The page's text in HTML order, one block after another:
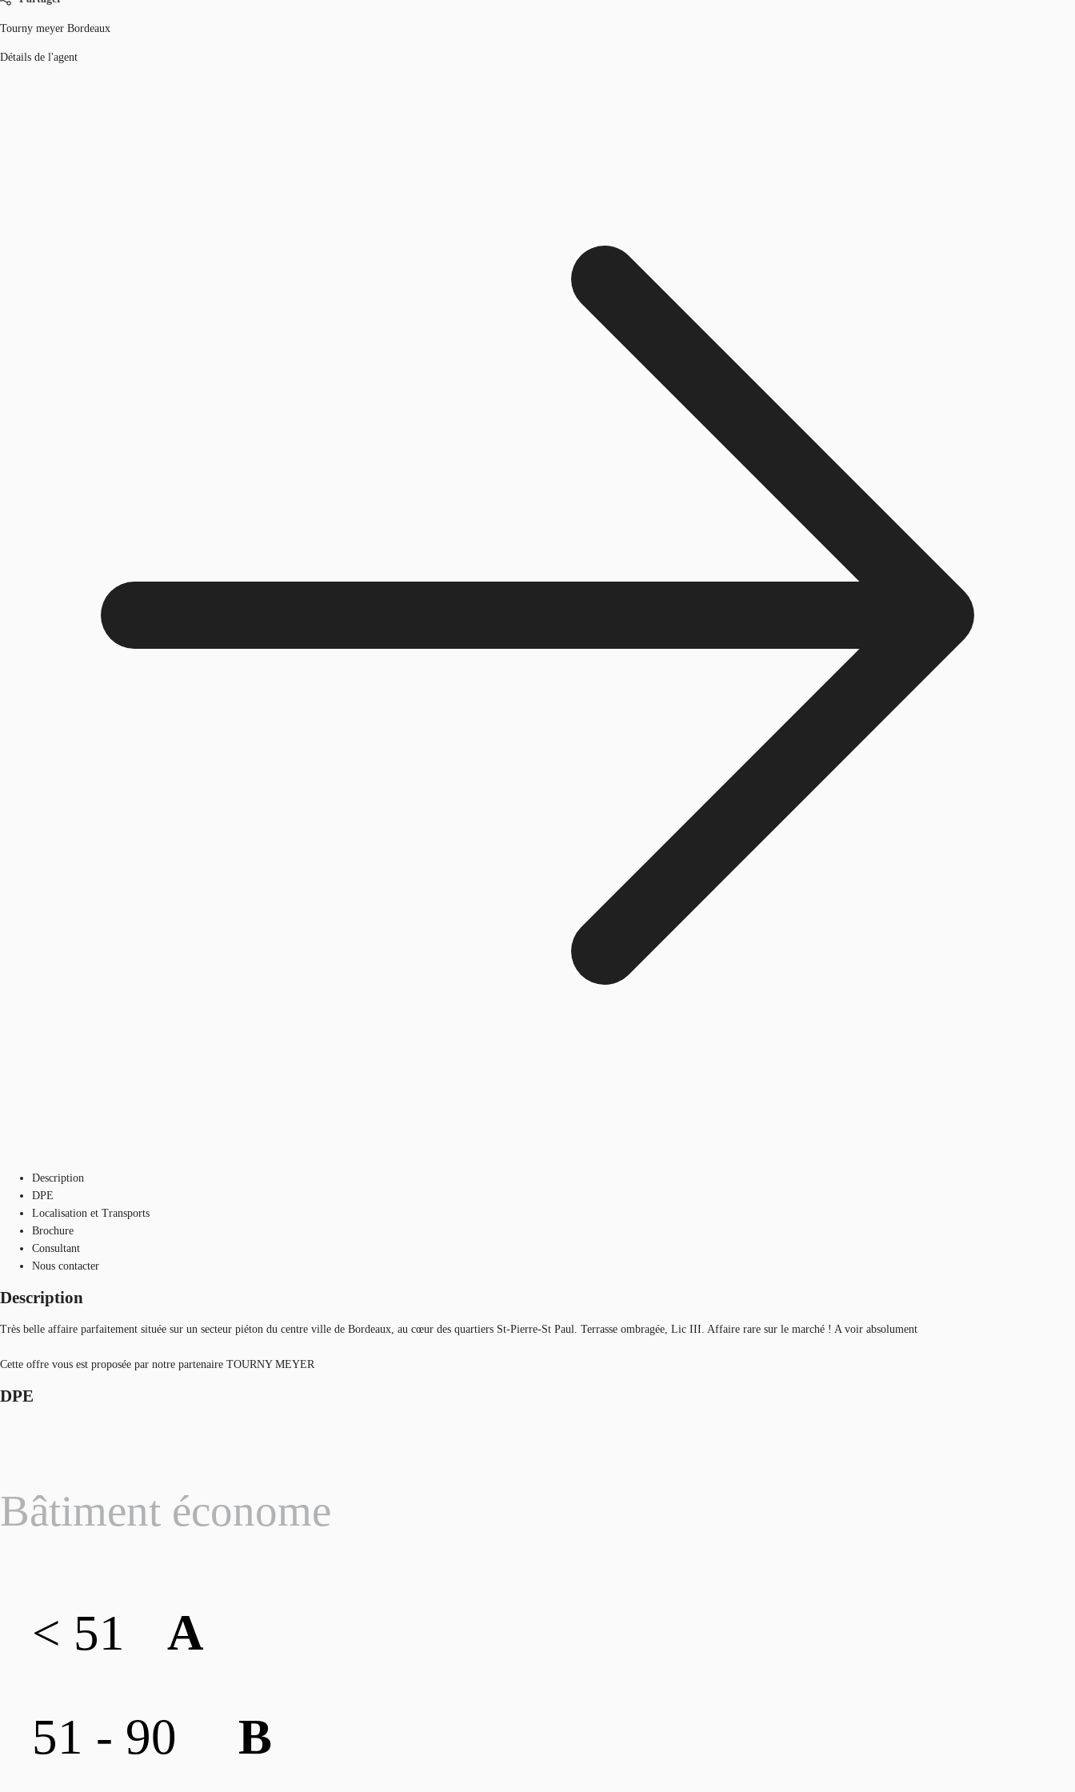
Tourny meyer Bordeaux
Détails de l'agent
Description
DPE
Localisation et Transports
Brochure
Consultant
Nous contacter
Description
Très belle affaire parfaitement située sur un secteur piéton du centre ville de Bordeaux, au cœur des quartiers St-Pierre-St Paul. Terrasse ombragée, Lic III. Affaire rare sur le marché ! A voir absolument
Cette offre vous est proposée par notre partenaire TOURNY MEYER
DPE
Bâtiment économe
A
< 51
B
51 - 90